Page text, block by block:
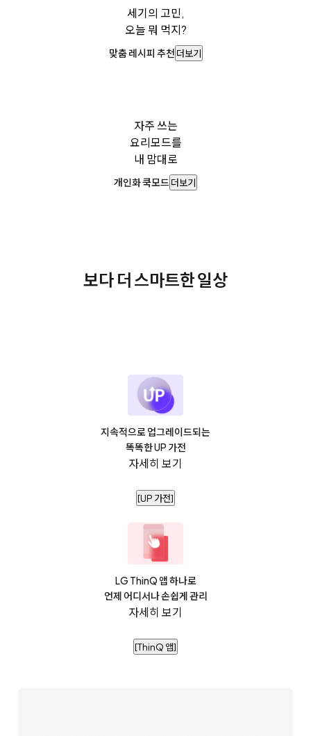
세기의 고민,
오늘 뭐 먹지?
맞춤 레시피 추천 더보기
자주 쓰는
요리모드를
내 맘대로
개인화 쿡모드 더보기
보다 더 스마트한 일상
지속적으로 업그레이드되는
똑똑한 UP 가전
자세히 보기
[UP 가전]
LG ThinQ 앱 하나로
언제 어디서나 손쉽게 관리
자세히 보기
[ThinQ 앱]